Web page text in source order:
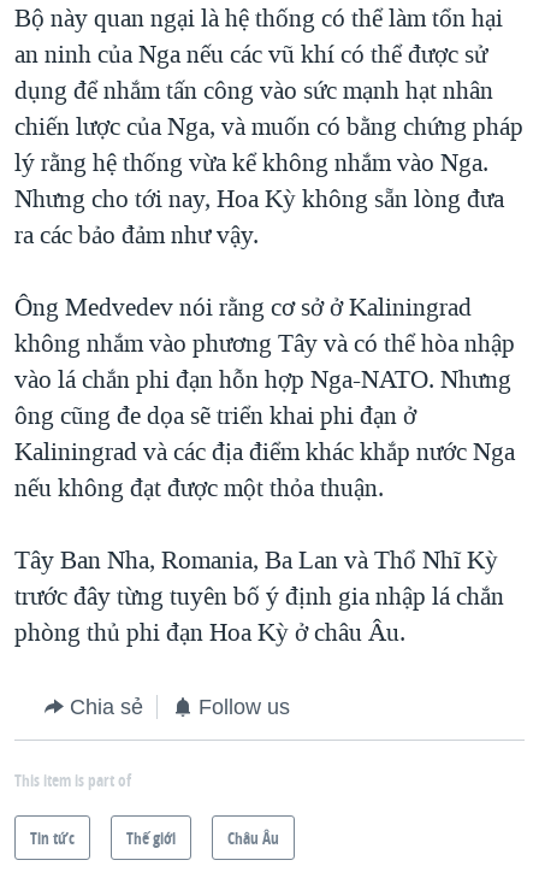
Bộ này quan ngại là hệ thống có thể làm tổn hại
an ninh của Nga nếu các vũ khí có thể được sử
dụng để nhắm tấn công vào sức mạnh hạt nhân
chiến lược của Nga, và muốn có bằng chứng pháp
lý rằng hệ thống vừa kể không nhắm vào Nga.
Nhưng cho tới nay, Hoa Kỳ không sẵn lòng đưa
ra các bảo đảm như vậy.
Ông Medvedev nói rằng cơ sở ở Kaliningrad
không nhắm vào phương Tây và có thể hòa nhập
vào lá chắn phi đạn hỗn hợp Nga-NATO. Nhưng
ông cũng đe dọa sẽ triển khai phi đạn ở
Kaliningrad và các địa điểm khác khắp nước Nga
nếu không đạt được một thỏa thuận.
Tây Ban Nha, Romania, Ba Lan và Thổ Nhĩ Kỳ
trước đây từng tuyên bố ý định gia nhập lá chắn
phòng thủ phi đạn Hoa Kỳ ở châu Âu.
Chia sẻ Follow us
This item is part of
Tin tức Thế giới Châu Âu